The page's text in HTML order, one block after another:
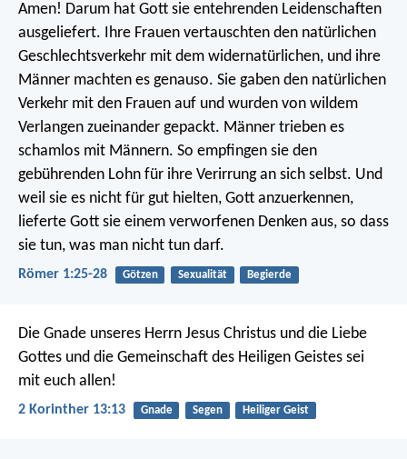
Amen! Darum hat Gott sie entehrenden Leidenschaften
ausgeliefert. Ihre Frauen vertauschten den natürlichen
Geschlechtsverkehr mit dem widernatürlichen, und ihre
Männer machten es genauso. Sie gaben den natürlichen
Verkehr mit den Frauen auf und wurden von wildem
Verlangen zueinander gepackt. Männer trieben es
schamlos mit Männern. So empfingen sie den
gebührenden Lohn für ihre Verirrung an sich selbst. Und
weil sie es nicht für gut hielten, Gott anzuerkennen,
lieferte Gott sie einem verworfenen Denken aus, so dass
sie tun, was man nicht tun darf.
Römer 1:25-28 Götzen Sexualität Begierde
Die Gnade unseres Herrn Jesus Christus und die Liebe
Gottes und die Gemeinschaft des Heiligen Geistes sei
mit euch allen!
2 Korinther 13:13 Gnade Segen Heiliger Geist